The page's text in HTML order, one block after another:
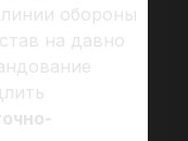
обороны
на давно